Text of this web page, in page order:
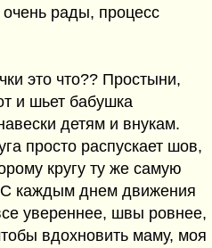
очень рады, процесс
это что?? Простыни,
и шьет бабушка
детям и внукам.
просто распускает шов,
кругу ту же самую
С каждым днем движения
увереннее, швы ровнее,
вдохновить маму, моя